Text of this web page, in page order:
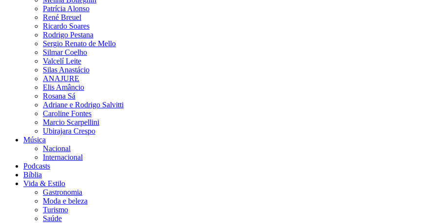
Patrícia Alonso
René Breuel
Ricardo Soares
Rodrigo Pestana
Sergio Renato de Mello
Silmar Coelho
Valcelí Leite
Silas Anastácio
ANAJURE
Elis Amâncio
Rosana Sá
Adriane e Rodrigo Salvitti
Caroline Fontes
Marcio Scarpellini
Ubirajara Crespo
Música
Nacional
Internacional
Podcasts
Bíblia
Vida & Estilo
Gastronomia
Moda e beleza
Turismo
Saúde